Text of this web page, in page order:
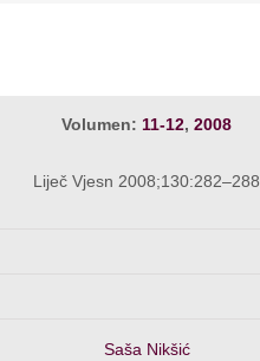
Volumen: 11-12, 2008
Liječ Vjesn 2008;130:282–288
Saša Nikšić